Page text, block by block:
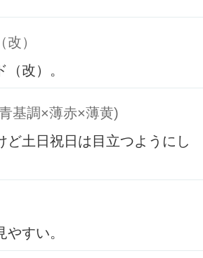
）
改）。
基調×薄赤×薄黄)
ど土日祝日は目立つようにし
すい。